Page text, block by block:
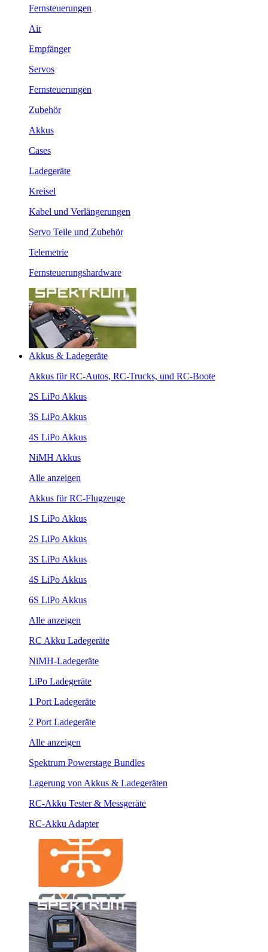
Fernsteuerungen
Air
Empfänger
Servos
Fernsteuerungen
Zubehör
Akkus
Cases
Ladegeräte
Kreisel
Kabel und Verlängerungen
Servo Teile und Zubehör
Telemetrie
Fernsteuerungshardware
Akkus & Ladegeräte
Akkus für RC-Autos, RC-Trucks, und RC-Boote
2S LiPo Akkus
3S LiPo Akkus
4S LiPo Akkus
NiMH Akkus
Alle anzeigen
Akkus für RC-Flugzeuge
1S LiPo Akkus
2S LiPo Akkus
3S LiPo Akkus
4S LiPo Akkus
6S LiPo Akkus
Alle anzeigen
RC Akku Ladegeräte
NiMH-Ladegeräte
LiPo Ladegeräte
1 Port Ladegeräte
2 Port Ladegeräte
Alle anzeigen
Spektrum Powerstage Bundles
Lagerung von Akkus & Ladegeräten
RC-Akku Tester & Messgeräte
RC-Akku Adapter